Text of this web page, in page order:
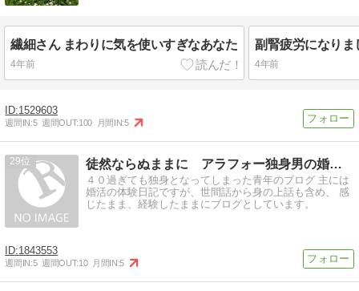
繊細さん まわりに気を使いすぎなあなた
4年前
副腎疲労になりま
4年前
1529603
週間IN:5 週間OUT:100 月間IN:5
29 徒然ならぬままに アラフォー独身男の婚活体験記
４０過ぎても独身となってしまった青年のブログ 主には
婚活の体験日記ですが、世間話から身の上話も含め、 感
じたまま、経験したままにブログとしています。
1843553
週間IN:5 週間OUT:10 月間IN:5